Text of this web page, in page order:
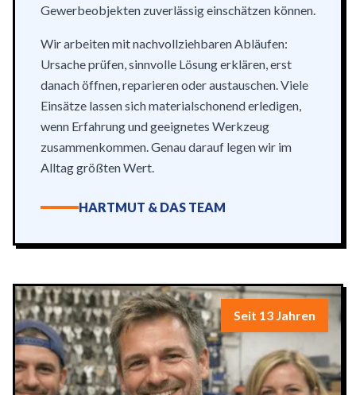
Gewerbeobjekten zuverlässig einschätzen können.
Wir arbeiten mit nachvollziehbaren Abläufen:
Ursache prüfen, sinnvolle Lösung erklären, erst
danach öffnen, reparieren oder austauschen. Viele
Einsätze lassen sich materialschonend erledigen,
wenn Erfahrung und geeignetes Werkzeug
zusammenkommen. Genau darauf legen wir im
Alltag größten Wert.
HARTMUT & DAS TEAM
Seit 13 Jahren